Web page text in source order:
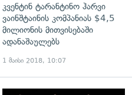
კვენტინ ტარანტინო ჰარვი
ვაინშტაინის კომპანიას $4,5
მილიონის მითვისებაში
ადანაშაულებს
1 მაისი 2018, 10:07